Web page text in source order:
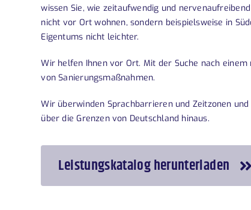
wissen Sie, wie zeitaufwendig und
nicht vor Ort wohnen, sondern beispielsweise in
Eigentums nicht leichter.
Wir helfen Ihnen vor Ort. Mit der Suche nach
von Sanierungsmaßnahmen.
Wir überwinden Sprachbarrieren und Zeitzonen
über die Grenzen von Deutschland hinaus.
Leistungskatalog herunterladen